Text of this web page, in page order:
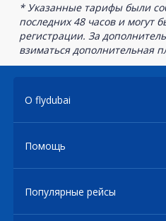
* Указанные тарифы были
последних 48 часов и могут
регистрации. За
взиматься дополнительная
О flydubai
Помощь
Популярные рейсы